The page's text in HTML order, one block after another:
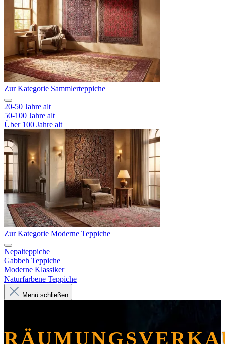
Zur Kategorie Sammlerteppiche
20-50 Jahre alt
50-100 Jahre alt
Über 100 Jahre alt
Zur Kategorie Moderne Teppiche
Nepalteppiche
Gabbeh Teppiche
Moderne Klassiker
Naturfarbene Teppiche
Menü schließen